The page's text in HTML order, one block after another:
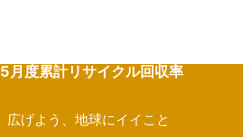
5月度累計リサイクル回収率
広げよう、地球にイイこと